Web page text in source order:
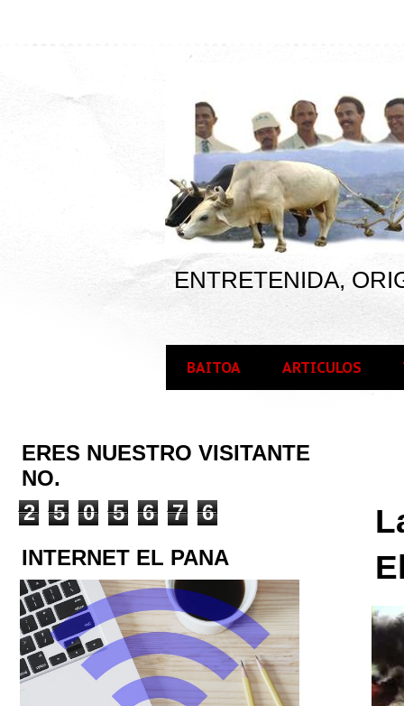
ENTRETENIDA,
BAITOA ARTICULOS
ERES NUESTRO VISITANTE
NO.
2
5 0 5 6 7
6
INTERNET EL PANA